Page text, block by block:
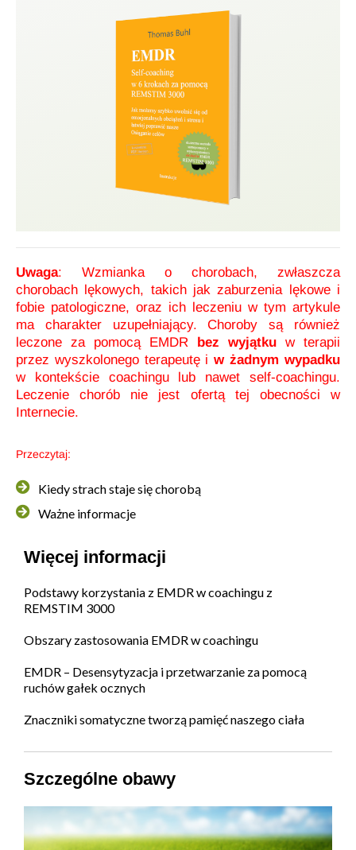
Uwaga: Wzmianka o chorobach, zwłaszcza
chorobach lękowych, takich jak zaburzenia lękowe i
fobie patologiczne, oraz ich leczeniu w tym artykule
ma charakter uzupełniający. Choroby są również
leczone za pomocą EMDR bez wyjątku w terapii
przez wyszkolonego terapeutę iw żadnym wypadku
w kontekście coachingu lub nawet self-coachingu.
Leczenie chorób nie jest ofertą tej obecności w
Internecie.
Przeczytaj:
Kiedy strach staje się chorobą
Ważne informacje
Więcej informacji
Podstawy korzystania z EMDR w coachingu z
REMSTIM 3000
Obszary zastosowania EMDR w coachingu
EMDR – Desensytyzacja i przetwarzanie za pomocą
ruchów gałek ocznych
Znaczniki somatyczne tworzą pamięć naszego ciała
Szczególne obawy